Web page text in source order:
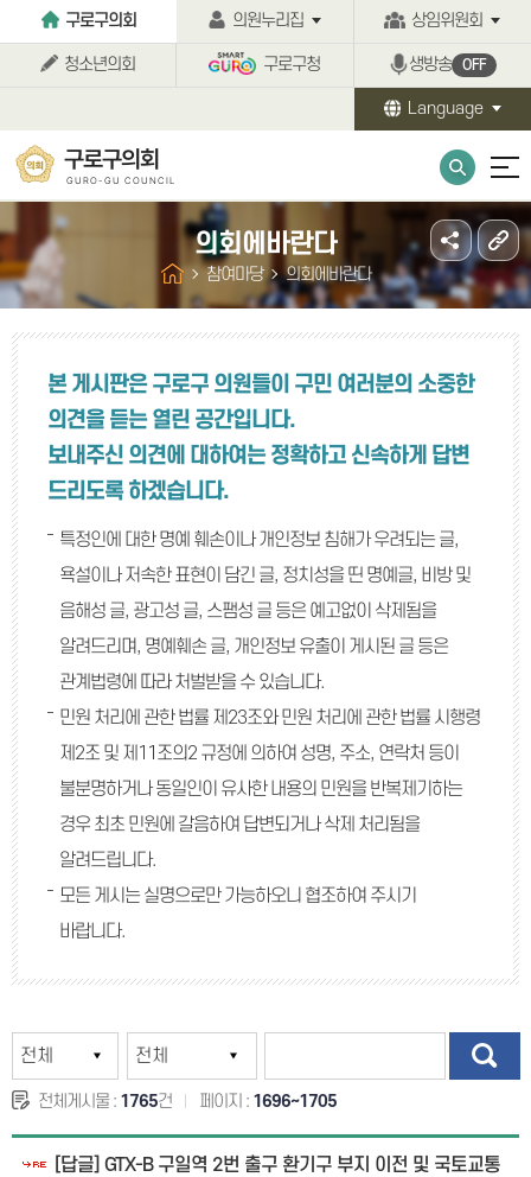
본문바로가기구로구의회 의원누리집 상임위원회
청소년의회 구로구청 생방송 OFF
Language
구로구의회
GURO-GU COUNCIL
의회에바란다
참여마당 의회에바란다
본 게시판은 구로구 의원들이 구민 여러분의 소중한
의견을 듣는 열린 공간입니다.
보내주신 의견에 대하여는 정확하고 신속하게 답변
드리도록 하겠습니다.
특정인에 대한 명예 훼손이나 개인정보 침해가 우려되는 글,
욕설이나 저속한 표현이 담긴 글, 정치성을 띤 명예글, 비방 및
음해성 글, 광고성 글, 스팸성 글 등은 예고없이 삭제됨을
알려드리며, 명예훼손 글, 개인정보 유출이 게시된 글 등은
관계법령에 따라 처벌받을 수 있습니다.
민원 처리에 관한 법률 제23조와 민원 처리에 관한 법률 시행령
제2조 및 제11조의2 규정에 의하여 성명, 주소, 연락처 등이
불분명하거나 동일인이 유사한 내용의 민원을 반복제기하는
경우 최초 민원에 갈음하여 답변되거나 삭제 처리됨을
알려드립니다.
모든 게시는 실명으로만 가능하오니 협조하여 주시기
바랍니다.
전체게시물 : 1765건 페이지 : 1696~1705
[답글] GTX-B 구일역 2번 출구 환기구 부지 이전 및 국토교통